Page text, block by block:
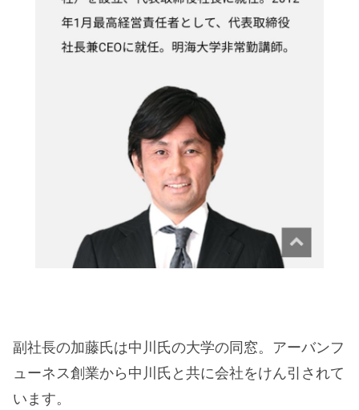
副社長の加藤氏は中川氏の大学の同窓。アーバンフ
ューネス創業から中川氏と共に会社をけん引されて
います。